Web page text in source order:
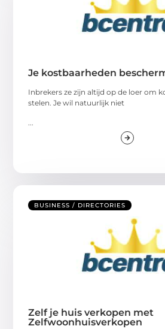
Je kostbaarheden
Inbrekers ze zijn altijd op de loer om
stelen. Je wil natuurlijk niet
BUSINESS / DIRECTORIES
Zelf je huis verkopen met
Zelfwoonhuisverkopen